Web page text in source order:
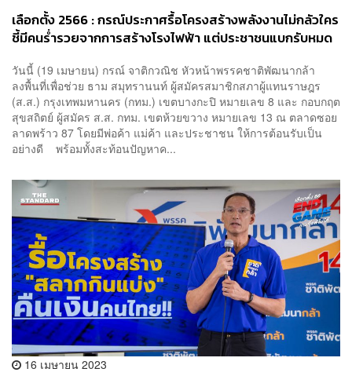
เลือกตั้ง 2566 : กรณ์ประกาศรื้อโครงสร้างพลังงานไม่กลัวใคร
ชี้มีคนร่ำรวยจากการสร้างโรงไฟฟ้า แต่ประชาชนแบกรับหมด
วันนี้ (19 เมษายน) กรณ์ จาติกวณิช หัวหน้าพรรคชาติพัฒนากล้า
ลงพื้นที่เพื่อช่วย ธาม สมุทรานนท์ ผู้สมัครสมาชิกสภาผู้แทนราษฎร
(ส.ส.) กรุงเทพมหานคร (กทม.) เขตบางกะปิ หมายเลข 8 และ กอบกฤต
สุขสถิตย์ ผู้สมัคร ส.ส. กทม. เขตห้วยขวาง หมายเลข 13 ณ ตลาดซอย
ลาดพร้าว 87 โดยมีพ่อค้า แม่ค้า และประชาชน ให้การต้อนรับเป็น
อย่างดี พร้อมทั้งสะท้อนปัญหาค...
16 เมษายน 2023